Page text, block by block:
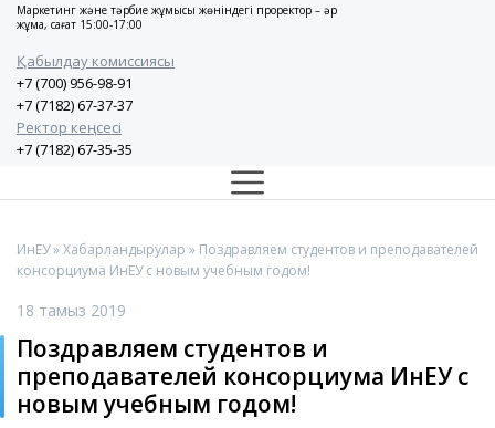
Маркетинг және тәрбие жұмысы жөніндегі проректор – әр
жұма, сағат 15:00-17:00
Қабылдау комиссиясы
+7 (700) 956-98-91
+7 (7182) 67-37-37
Ректор кеңсесі
+7 (7182) 67-35-35
ИнЕУ»Хабарландырулар » Поздравляем студентов и преподавателей
консорциума ИнЕУ с новым учебным годом!
18 тамыз 2019
Поздравляем студентов и
преподавателей консорциума ИнЕУ с
новым учебным годом!